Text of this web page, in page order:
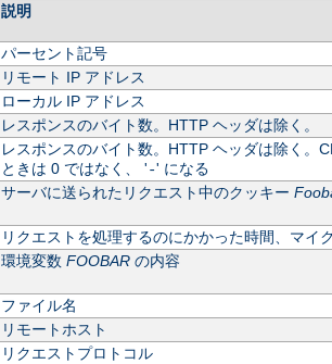
説明
パーセント記号
リモート IP アドレス
ローカル IP アドレス
レスポンスのバイト数。HTTP ヘッダは除く。
レスポンスのバイト数。HTTP ヘッダは除く。
ときは 0 ではなく、 '-' になる
サーバに送られたリクエスト中のクッキー
リクエストを処理するのにかかった時間、マイ
環境変数 FOOBARの内容
ファイル名
リモートホスト
リクエストプロトコル